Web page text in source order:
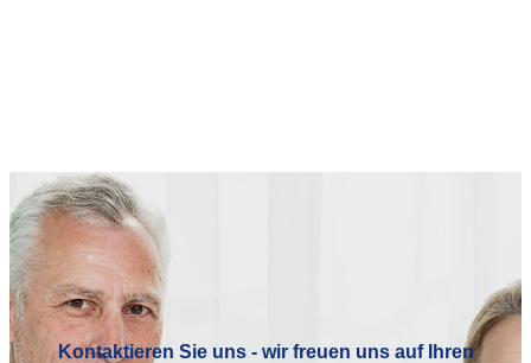
Kontaktieren Sie uns - wir freuen uns auf Ihren